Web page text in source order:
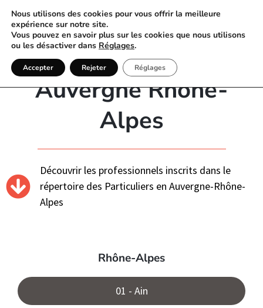
Annuaire Particulier
Auvergne Rhône-
Alpes
Découvrir les professionnels inscrits dans le
répertoire des Particuliers en Auvergne-Rhône-
Alpes
Rhône-Alpes
01 - Ain
Nous utilisons des cookies pour vous offrir la meilleure
expérience sur notre site.
Vous pouvez en savoir plus sur les cookies que nous utilisons
ou les désactiver dans Réglages.
Accepter Rejeter Réglages